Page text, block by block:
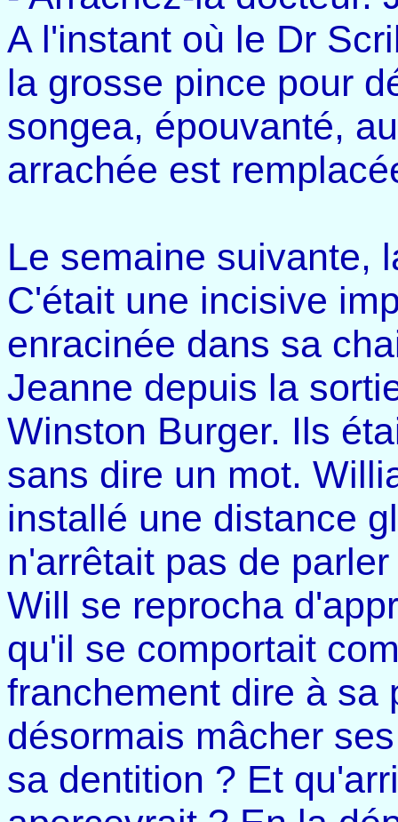
A l'instant où le Dr
la grosse pince pour
songea, épouvanté,
arrachée est
Le semaine suivante,
C'était une incisive
enracinée dans sa
Jeanne depuis la
Winston Burger. Ils
sans dire un mot.
installé une distance
n'arrêtait pas de
Will se reprocha
qu'il se comportait
franchement dire à sa
désormais mâcher
sa dentition ? Et